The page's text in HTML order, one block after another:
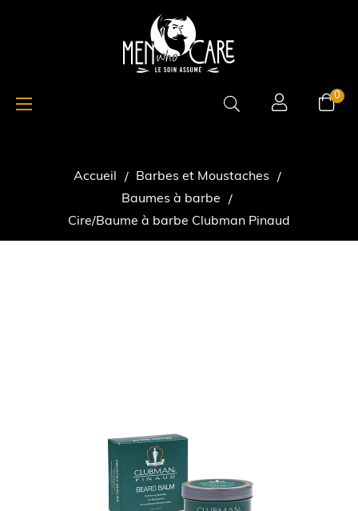
0
Basculer
la
☰
Accueil
Barbes et Moustaches
Baumes à barbe
Cire/Baume à barbe Clubman Pinaud